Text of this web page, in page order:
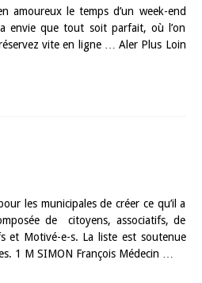
amoureux le temps d’un week-end
envie que tout soit parfait, où l’on
vite en ligne … Aler Plus Loin
les municipales de créer ce qu’il a
de citoyens, associatifs, de
et Motivé-e-s. La liste est soutenue
1 M SIMON François Médecin …